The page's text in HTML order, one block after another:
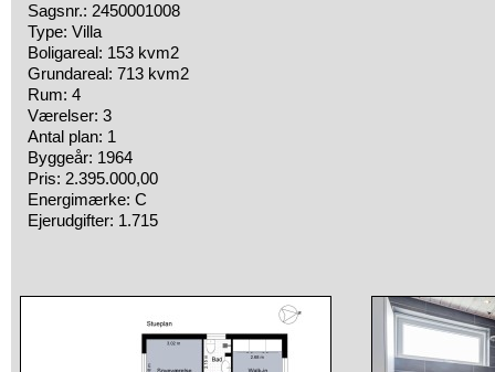
Sagsnr.: 2450001008
Type: Villa
Boligareal: 153 kvm2
Grundareal: 713 kvm2
Rum: 4
Værelser: 3
Antal plan: 1
Byggeår: 1964
Pris: 2.395.000,00
Energimærke: C
Ejerudgifter: 1.715